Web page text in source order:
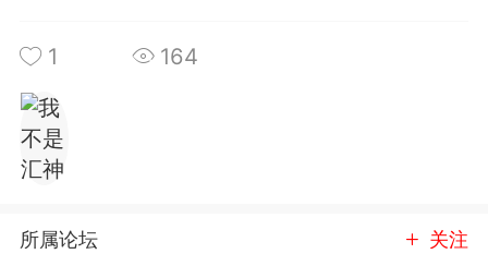
黄金一次一单1.0你们期待的一次一单
了，主打高胜率没浮亏！复利模式下 历
2026.03.17 数据表现...
1 164
所属论坛 关注